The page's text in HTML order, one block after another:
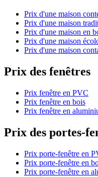
Prix d'une maison
Prix d'une maison
Prix d'une maison en
Prix d'une maison
Prix d'une maison
Prix des fenêtres
Prix fenêtre en PVC
Prix fenêtre en bois
Prix fenêtre en
Prix des portes-
Prix porte-fenêtre en
Prix porte-fenêtre en
Prix porte-fenêtre en